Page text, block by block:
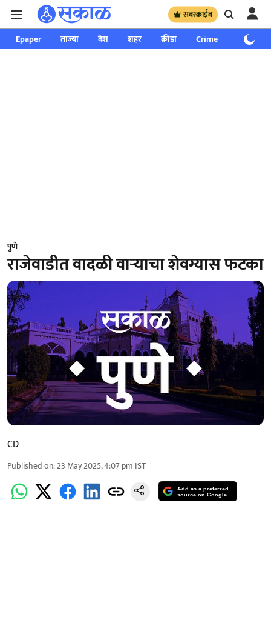
सबस्क्राईब
Epaper ताज्या देश शहर क्रीडा Crime साप्ताहिक
पुणे
राजेवाडीत वादळी वाऱ्याचा शेवग्यास फटका
CD
Published on:23 May 2025, 4:07 pm IST
Add as a preferred
source on Google